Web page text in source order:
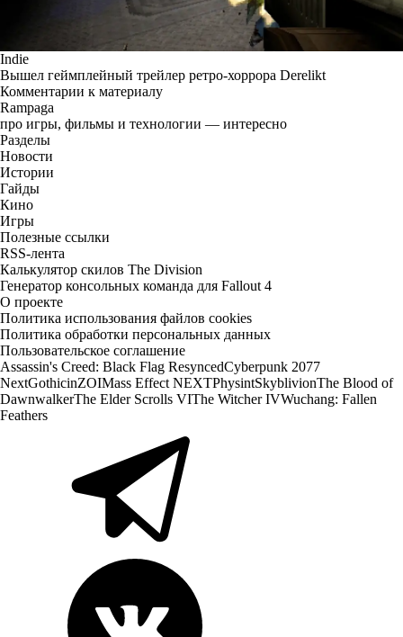
Indie
Вышел геймплейный трейлер ретро-хоррора Derelikt
Комментарии к материалу
Rampaga
про игры, фильмы и технологии — интересно
Разделы
Новости
Истории
Гайды
Кино
Игры
Полезные ссылки
RSS-лента
Калькулятор скилов The Division
Генератор консольных команда для Fallout 4
О проекте
Политика использования файлов cookies
Политика обработки персональных данных
Пользовательское соглашение
Assassin's Creed: Black Flag ResyncedCyberpunk 2077
NextGothicinZOIMass Effect NEXTPhysintSkyblivionThe Blood of
DawnwalkerThe Elder Scrolls VIThe Witcher IVWuchang: Fallen
Feathers